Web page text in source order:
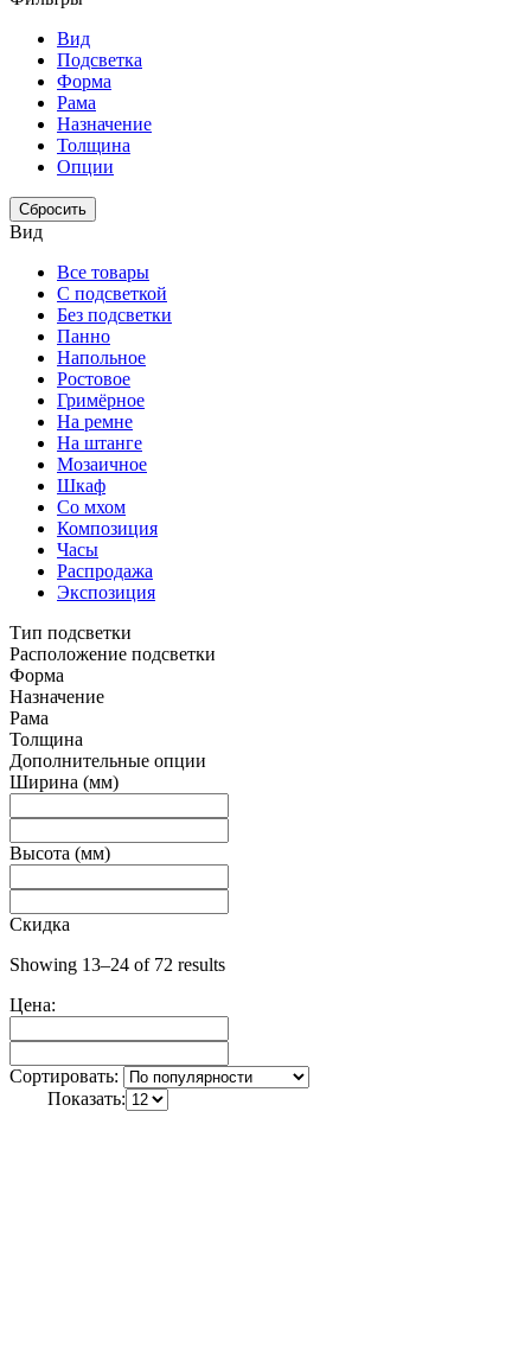
Вид
Подсветка
Форма
Рама
Назначение
Толщина
Опции
Сбросить
Вид
Все товары
С подсветкой
Без подсветки
Панно
Напольное
Ростовое
Гримёрное
На ремне
На штанге
Мозаичное
Шкаф
Со мхом
Композиция
Часы
Распродажа
Экспозиция
Тип подсветки
Расположение подсветки
Форма
Назначение
Рама
Толщина
Дополнительные опции
Ширина (мм)
Высота (мм)
Скидка
Showing 13–24 of 72 results
Цена:
Сортировать:
Показать: